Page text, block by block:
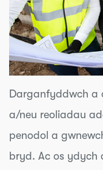
Darganfyddwch a
a/neu reoliadau
penodol a
bryd. Ac os ydych